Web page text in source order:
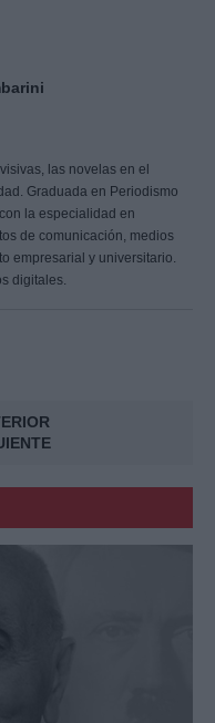
las novelas en el
Graduada en Periodismo
la especialidad en
de comunicación, medios
empresarial y universitario.
digitales.